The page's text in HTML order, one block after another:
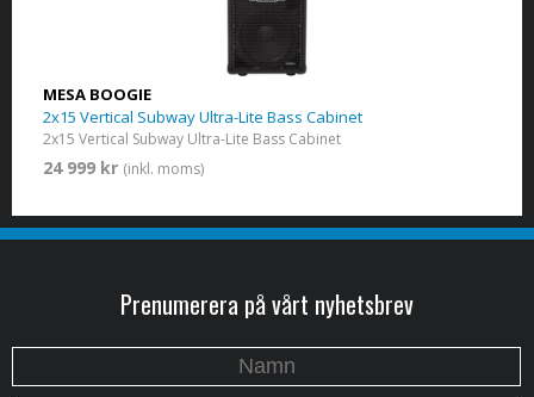
MESA BOOGIE
2x15 Vertical Subway Ultra-Lite Bass Cabinet
2x15 Vertical Subway Ultra-Lite Bass Cabinet
24 999 kr (inkl. moms)
Prenumerera på vårt nyhetsbrev